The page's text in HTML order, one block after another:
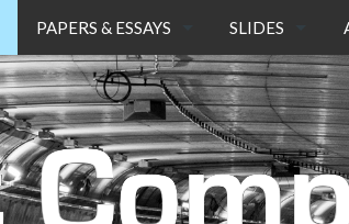
PAPERS & ESSAYS
ESSAYS
JOURNAL PAPERS
CONFERENCE PAPERS
SLIDES
KEYNOTES
INVITED
REGULAR